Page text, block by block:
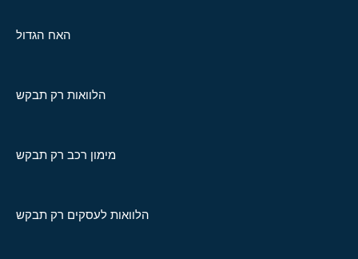
האח הגדול
הלוואות רק תבקש
מימון רכב רק תבקש
הלוואות לעסקים רק תבקש